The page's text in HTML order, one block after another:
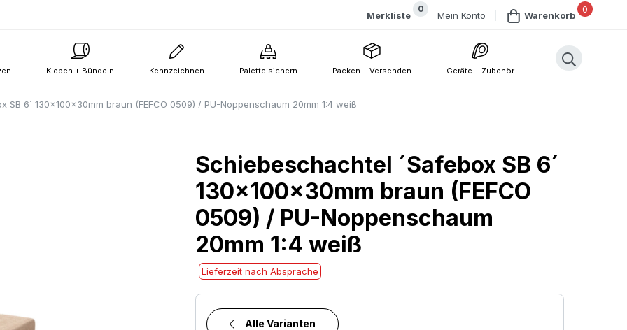
0
Merkliste Mein Konto
0
Warenkorb
Kleben + Bündeln Kennzeichnen Palette sichern Packen + Versenden Geräte + Zubehör
SB 6´ 130x100x30mm braun (FEFCO 0509) / PU-Noppenschaum 20mm 1:4 weiß
Schiebeschachtel ´Safebox SB 6´
130x100x30mm braun (FEFCO
0509) / PU-Noppenschaum
20mm 1:4 weiß
Lieferzeit nach Absprache
Alle Varianten